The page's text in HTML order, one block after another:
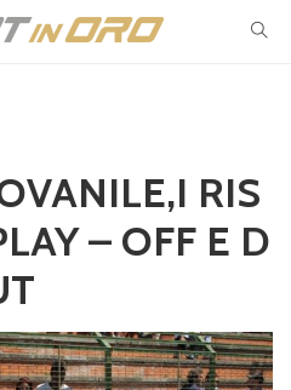
RIS
– OFF E D